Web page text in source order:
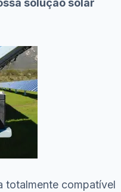
solução solar
totalmente compatível